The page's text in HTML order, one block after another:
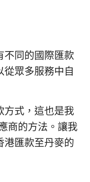
不同的國際匯款
眾多服務中自
方式，這也是我
商的方法。讓我
港匯款至丹麥的